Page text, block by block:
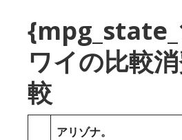
ワイの比較
較
アリゾナ。